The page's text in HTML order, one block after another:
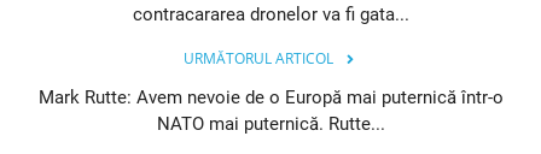
contracararea dronelor va fi gata...
URMĂTORUL ARTICOL
Mark Rutte: Avem nevoie de o Europă mai puternică într-o
NATO mai puternică. Rutte...